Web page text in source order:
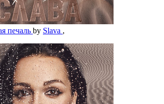
печаль by Slava ,